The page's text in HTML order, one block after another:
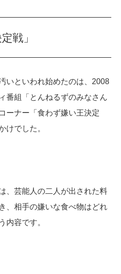
戦」
いといわれ始めたのは、2008
番組「とんねるずのみなさん
ーナー「食わず嫌い王決定
けでした。
、芸能人の二人が出された料
、相手の嫌いな食べ物はどれ
内容です。